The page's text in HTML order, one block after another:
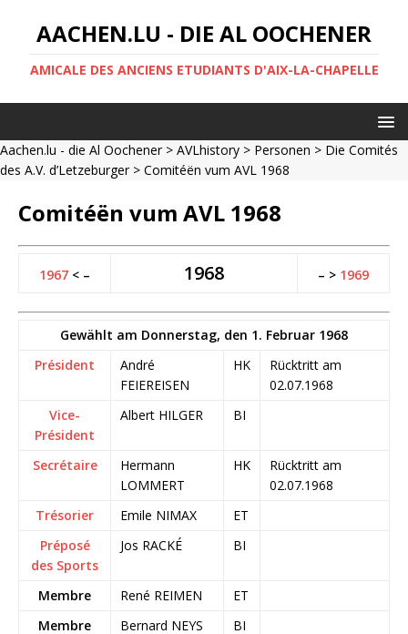
AACHEN.LU - DIE AL OOCHENER
AMICALE DES ANCIENS ETUDIANTS D'AIX-LA-CHAPELLE
Aachen.lu - die Al Oochener> AVLhistory > Personen > Die Comités
des A.V. d’Letzeburger> Comitéën vum AVL 1968
Comitéën vum AVL 1968
1967 < – 1968 – > 1969
Gewählt am Donnerstag, den 1. Februar 1968
Président
André
FEIEREISEN
HK
Rücktritt am
02.07.1968
Vice-
Président
Albert HILGER BI
Secrétaire
Hermann
LOMMERT
HK
Rücktritt am
02.07.1968
Trésorier
Emile NIMAX
ET
Préposé
des Sports
Jos RACKÉ BI
Membre René REIMEN
ET
Membre
Bernard NEYS
BI